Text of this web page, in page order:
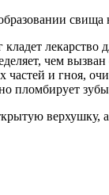
кладет
чем
частей и гноя,
пломбирует
верхушку,